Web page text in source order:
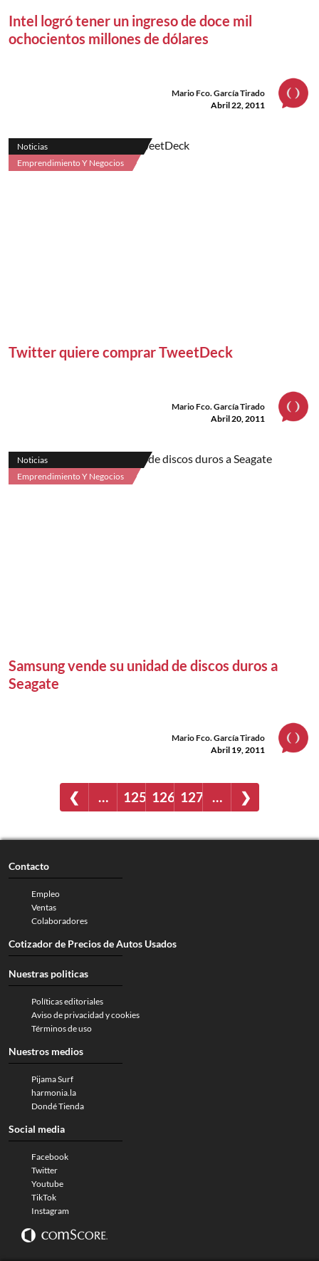
Intel logró tener un ingreso de doce mil
ochocientos millones de dólares
Mario Fco. García Tirado
Abril 22, 2011
Noticias
Emprendimiento Y Negocios
Twitter quiere comprar TweetDeck
Mario Fco. García Tirado
Abril 20, 2011
Noticias
Emprendimiento Y Negocios
Samsung vende su unidad de discos duros a
Seagate
Mario Fco. García Tirado
Abril 19, 2011
❮ … 125 126 127 … ❯
Contacto
Empleo
Ventas
Colaboradores
Cotizador de Precios de Autos Usados
Nuestras politicas
Políticas editoriales
Aviso de privacidad y cookies
Términos de uso
Nuestros medios
Pijama Surf
harmonia.la
Dondé Tienda
Social media
Facebook
Twitter
Youtube
TikTok
Instagram